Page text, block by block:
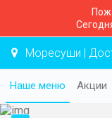
Моресуши |
Наше меню Акции